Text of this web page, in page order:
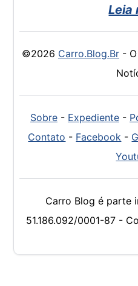
Leia
©2026 Carro.Blog.Br- O
Sobre- Expediente-
Contato - Facebook -
Carro Blog é parte
51.186.092/0001-87 -